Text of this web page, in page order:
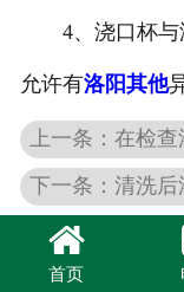
4、浇口杯与
允许有洛阳其他
首页